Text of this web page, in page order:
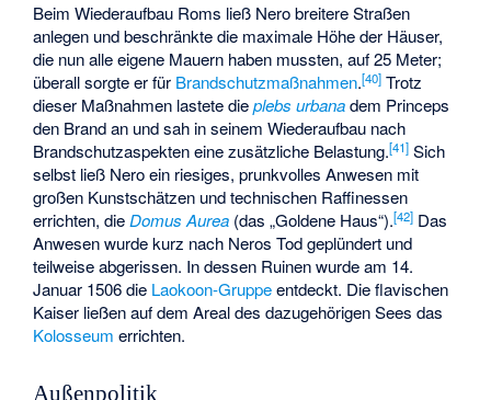
Beim Wiederaufbau Roms ließ Nero breitere Straßen
anlegen und beschränkte die maximale Höhe der Häuser,
die nun alle eigene Mauern haben mussten, auf 25 Meter;
überall sorgte er für Brandschutzmaßnahmen.[40] Trotz
dieser Maßnahmen lastete dieplebs urbanadem Princeps
den Brand an und sah in seinem Wiederaufbau nach
Brandschutzaspekten eine zusätzliche Belastung.[41] Sich
selbst ließ Nero ein riesiges, prunkvolles Anwesen mit
großen Kunstschätzen und technischen Raffinessen
errichten, dieDomus Aurea (das „Goldene Haus“).[42] Das
Anwesen wurde kurz nach Neros Tod geplündert und
teilweise abgerissen. In dessen Ruinen wurde am 14.
Januar 1506 die Laokoon-Gruppeentdeckt. Die flavischen
Kaiser ließen auf dem Areal des dazugehörigen Sees das
Kolosseum errichten.
Außenpolitik